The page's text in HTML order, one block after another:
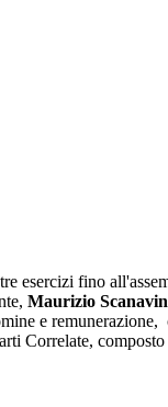
esercizi fino
Maurizio
e
Correlate,